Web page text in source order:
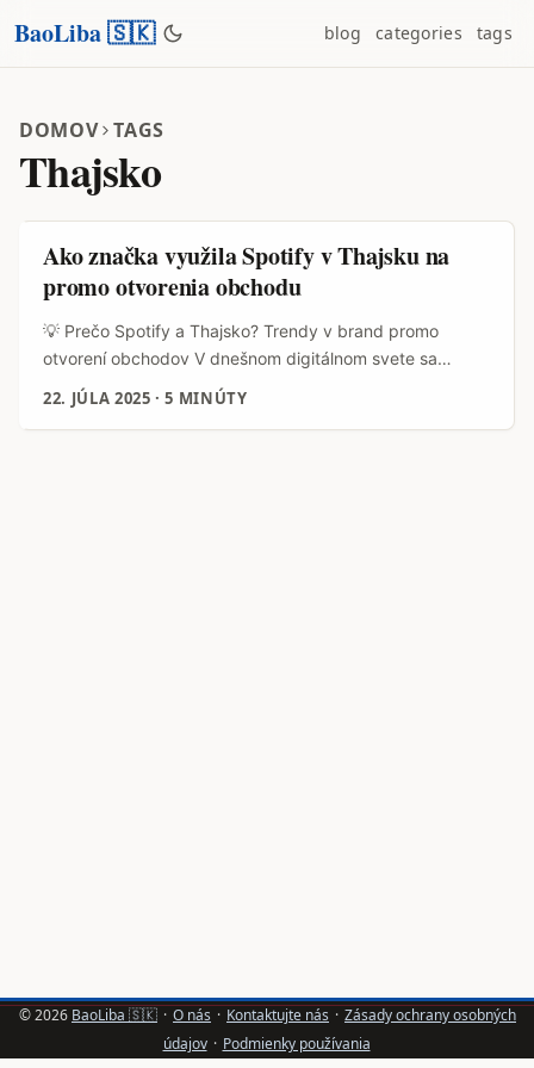
BaoLiba 🇸🇰 blog categories tags
DOMOV TAGS
Thajsko
Ako značka využila Spotify v Thajsku na
promo otvorenia obchodu
💡 Prečo Spotify a Thajsko? Trendy v brand promo
otvorení obchodov V dnešnom digitálnom svete sa
značky čoraz viac snažia zaujať svojich zákazníkov
nielen klasickou reklamou, ale aj kreatívnymi a zároveň
22. JÚLA 2025 ·5 MINÚTY
© 2026 BaoLiba 🇸🇰 · O nás · Kontaktujte nás · Zásady ochrany osobných
údajov · Podmienky používania